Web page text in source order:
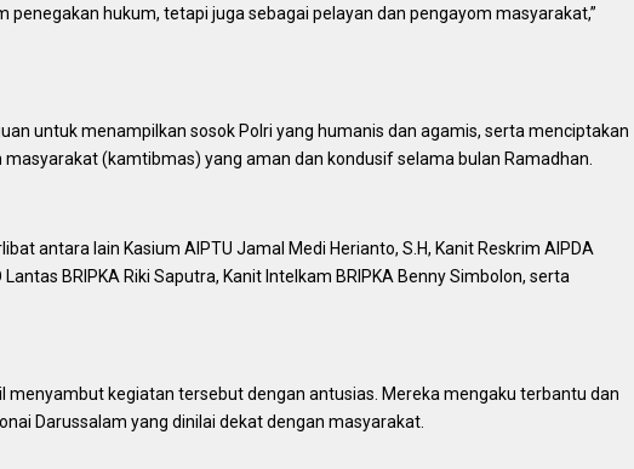
penegakan hukum, tetapi juga sebagai pelayan dan pengayom masyarakat,”
untuk menampilkan sosok Polri yang humanis dan agamis, serta menciptakan
(kamtibmas) yang aman dan kondusif selama bulan Ramadhan.
antara lain Kasium AIPTU Jamal Medi Herianto, S.H, Kanit Reskrim AIPDA
Lantas BRIPKA Riki Saputra, Kanit Intelkam BRIPKA Benny Simbolon, serta
menyambut kegiatan tersebut dengan antusias. Mereka mengaku terbantu dan
Darussalam yang dinilai dekat dengan masyarakat.